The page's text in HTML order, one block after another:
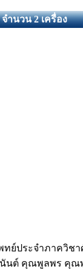
นวน 2 เครื่อง
ย์ประจำภาควิชา
นันต์ คุณพูลพร คุ